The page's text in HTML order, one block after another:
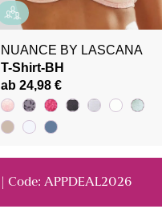
NUANCE BY LASCANA
T-Shirt-BH
ab 24,98 €
| Code: APPDEAL2026